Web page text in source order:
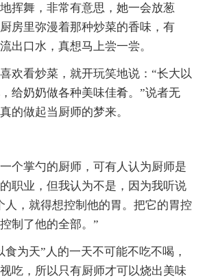
挥舞，非常有意思，她一会放葱
房里弥漫着那种炒菜的香味，有
出口水，真想马上尝一尝。
看炒菜，就开玩笑地说：“长大以
给奶奶做各种美味佳肴。”说者无
的做起当厨师的梦来。
掌勺的厨师，可有人认为厨师是
职业，但我认为不是，因为我听说
人，就得想控制他的胃。把它的胃控
制了他的全部。”
为天”人的一天不可能不吃不喝，
吃，所以只有厨师才可以烧出美味